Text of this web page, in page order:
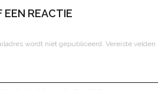
EEN REACTIE
wordt niet gepubliceerd. Vereiste